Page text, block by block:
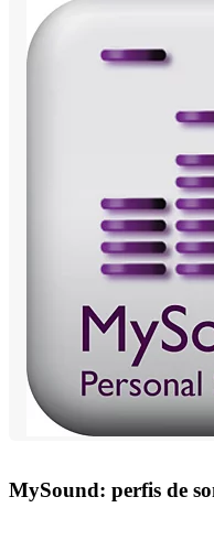
MySound: perfis de